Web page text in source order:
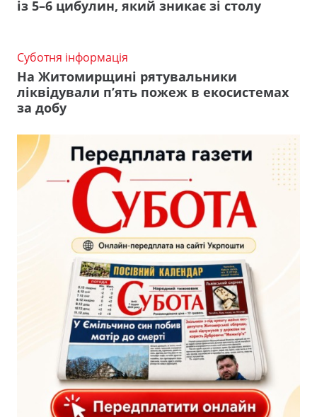
із 5–6 цибулин, який зникає зі столу
Суботня інформація
На Житомирщині рятувальники
ліквідували п’ять пожеж в екосистемах
за добу